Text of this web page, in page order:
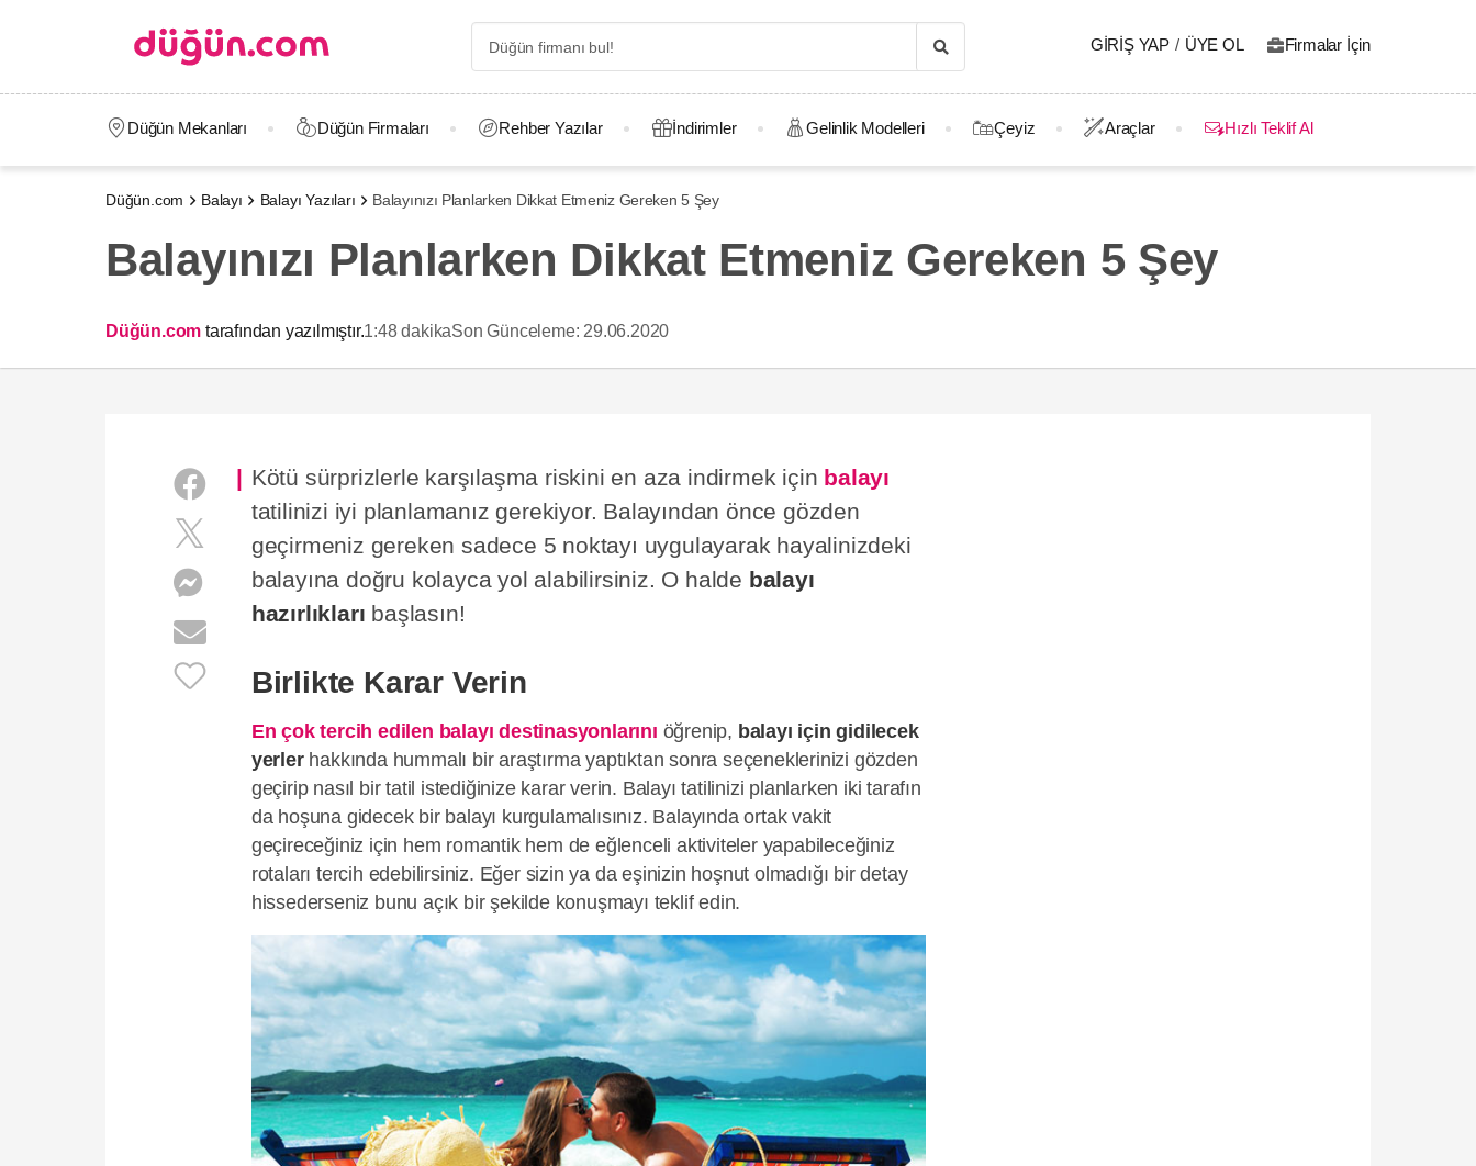
GIRIŞ YAP / ÜYE OL Firmalar İçin
Düğün Mekanları Düğün Firmaları Rehber Yazılar İndirimler Gelinlik Modelleri Çeyiz Araçlar Hızlı Teklif Al
Düğün.com Balayı Balayı Yazıları Balayınızı Planlarken Dikkat Etmeniz Gereken 5 Şey
Balayınızı Planlarken Dikkat Etmeniz Gereken 5 Şey
Düğün.com tarafından yazılmıştır.1:48 dakikaSon Günceleme: 29.06.2020
Kötü sürprizlerle karşılaşma riskini en aza indirmek için balayı
tatilinizi iyi planlamanız gerekiyor. Balayından önce gözden
geçirmeniz gereken sadece 5 noktayı uygulayarak hayalinizdeki
balayına doğru kolayca yol alabilirsiniz. O halde balayı
hazırlıkları başlasın!
Birlikte Karar Verin
En çok tercih edilen balayı destinasyonlarını öğrenip, balayı için gidilecek
yerlerhakkında hummalı bir araştırma yaptıktan sonra seçeneklerinizi gözden
geçirip nasıl bir tatil istediğinize karar verin. Balayı tatilinizi planlarken iki tarafın
da hoşuna gidecek bir balayı kurgulamalısınız. Balayında ortak vakit
geçireceğiniz için hem romantik hem de eğlenceli aktiviteler yapabileceğiniz
rotaları tercih edebilirsiniz. Eğer sizin ya da eşinizin hoşnut olmadığı bir detay
hissederseniz bunu açık bir şekilde konuşmayı teklif edin.